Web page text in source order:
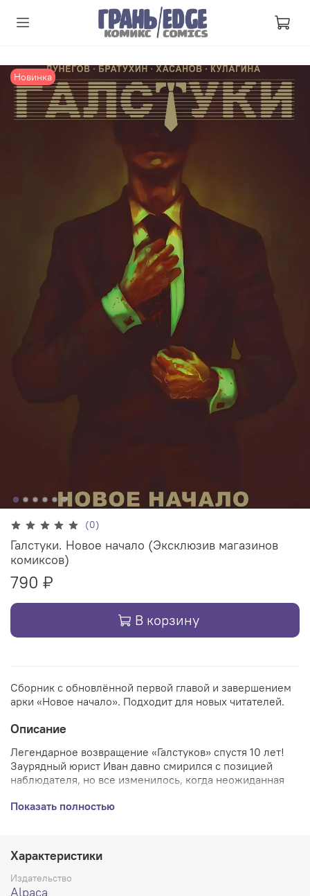
Новинка
(0)
Галстуки. Новое начало (Эксклюзив магазинов
комиксов)
790 ₽
В корзину
Сборник с обновлённой первой главой и завершением
арки «Новое начало». Подходит для новых читателей.
Описание
Легендарное возвращение «Галстуков» спустя 10 лет!
Заурядный юрист Иван давно смирился с позицией
наблюдателя, но все изменилось, когда неожиданная
законы. Власть над человечеством захватил орден
превращается в испытание. Ведь власть – это не
подарок. А каждый узел, который ты завязываешь,
может однажды затянуться на твоей собственной шее.
В твоих руках НОВОЕ НАЧАЛО интригующей истории,
Показать полностью
Характеристики
Издательство
Alpaca